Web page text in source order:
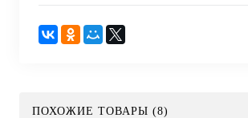
ПОХОЖИЕ ТОВАРЫ (8)